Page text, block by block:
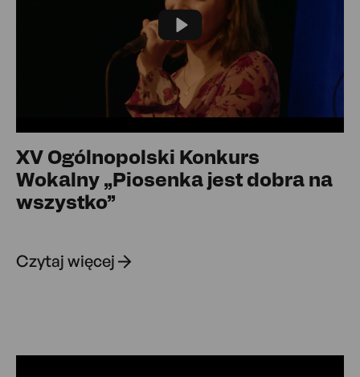
Play
XV Ogólnopolski Konkurs
Wokalny „Piosenka jest dobra na
wszystko”
Czytaj więcej